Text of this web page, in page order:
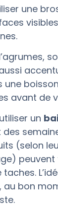
une
une
avant de
un
(selon
bon